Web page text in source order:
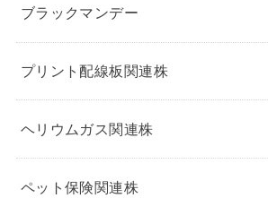
ブラックマンデー
プリント配線板関連株
ヘリウムガス関連株
ペット保険関連株